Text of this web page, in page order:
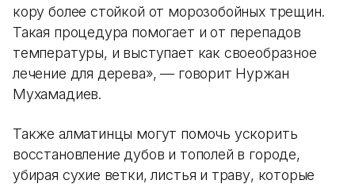
кору более стойкой от морозобойных трещин.
Такая процедура помогает и от перепадов
температуры, и выступает как своеобразное
лечение для дерева», — говорит Нуржан
Мухамадиев.
Также алматинцы могут помочь ускорить
восстановление дубов и тополей в городе,
убирая сухие ветки, листья и траву, которые